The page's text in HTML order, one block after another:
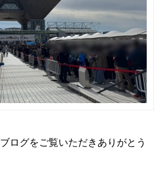
ログをご覧いただきありがとう